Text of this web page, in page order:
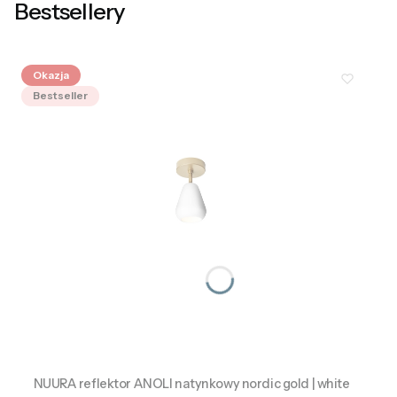
Bestsellery
Okazja
Bestseller
NUURA reflektor ANOLI natynkowy nordic gold | white